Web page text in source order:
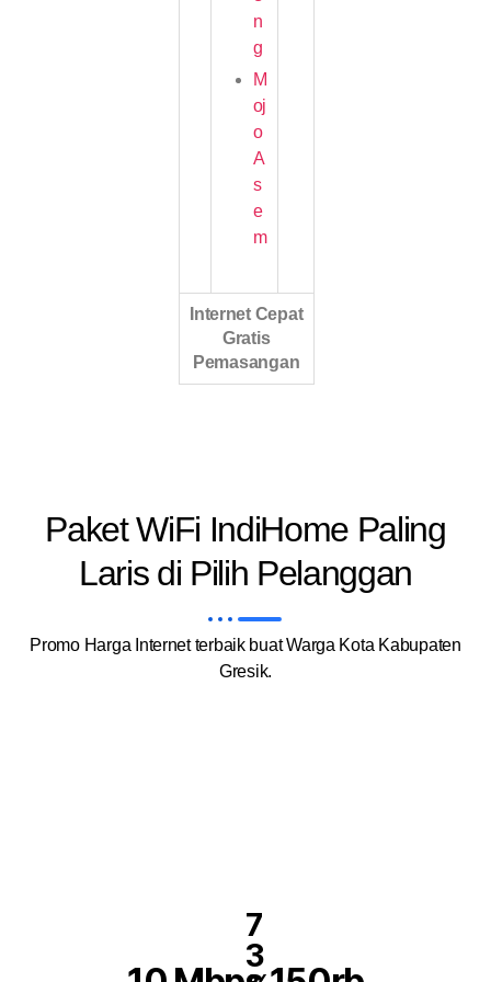
n
g
M
oj
o
A
s
e
m
Internet Cepat
Gratis
Pemasangan
Paket WiFi IndiHome Paling
Laris di Pilih Pelanggan
Promo Harga Internet terbaik buat Warga Kota Kabupaten
Gresik.
7
3